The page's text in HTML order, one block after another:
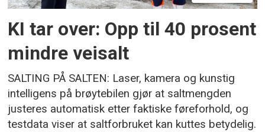
KI tar over: Opp til 40 prosent
mindre veisalt
SALTING PÅ SALTEN: Laser, kamera og kunstig
intelligens på brøytebilen gjør at saltmengden
justeres automatisk etter faktiske føreforhold, og
testdata viser at saltforbruket kan kuttes betydelig.